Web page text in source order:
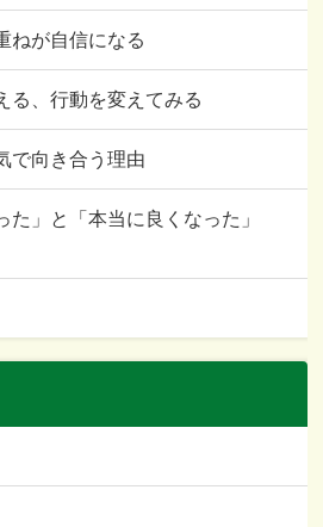
ねが自信になる
る、行動を変えてみる
で向き合う理由
た」と「本当に良くなった」